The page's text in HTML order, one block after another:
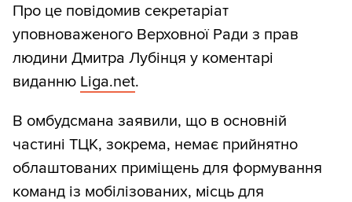
Про це повідомив секретаріат
уповноваженого Верховної Ради з прав
людини Дмитра Лубінця у коментарі
виданню Liga.net.
В омбудсмана заявили, що в основній
частині ТЦК, зокрема, немає прийнятно
облаштованих приміщень для формування
команд із мобілізованих, місць для